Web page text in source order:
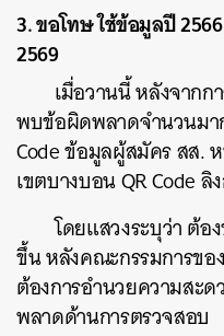
3. ขอโทษ ใช้ข้อมูลปี
2569
เมื่อวานนี้ หลังจากก
พบข้อผิดพลาดจำนวนมา
Code ข้อมูลผู้สมัคร สส.
เขตบางบอน QR Code
โดยแสวงระบุว่า ต้
ขึ้น หลังคณะกรรมการขอ
ต้องการอำนวยความสะ
พลาดด้านการตรวจสอบ
ค้นหา